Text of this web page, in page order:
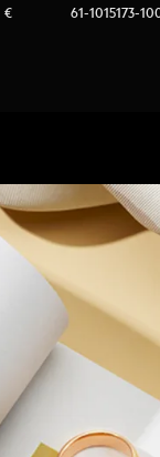
61-1015173-
€